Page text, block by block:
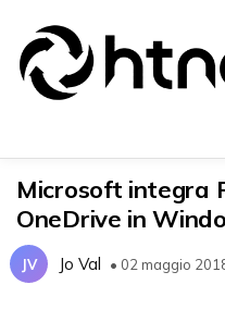
Microsoft integra
OneDrive in
JV Jo Val • 02 maggio